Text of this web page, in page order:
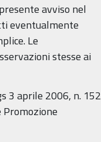
avviso nel
eventualmente
Le
stesse ai
3 aprile 2006, n. 152
Promozione